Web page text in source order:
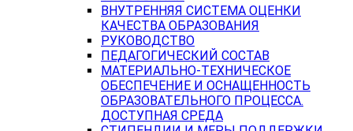
ВНУТРЕННЯЯ СИСТЕМА ОЦЕНКИ
КАЧЕСТВА ОБРАЗОВАНИЯ
РУКОВОДСТВО
ПЕДАГОГИЧЕСКИЙ СОСТАВ
МАТЕРИАЛЬНО-ТЕХНИЧЕСКОЕ
ОБЕСПЕЧЕНИЕ И ОСНАЩЕННОСТЬ
ОБРАЗОВАТЕЛЬНОГО ПРОЦЕССА.
ДОСТУПНАЯ СРЕДА